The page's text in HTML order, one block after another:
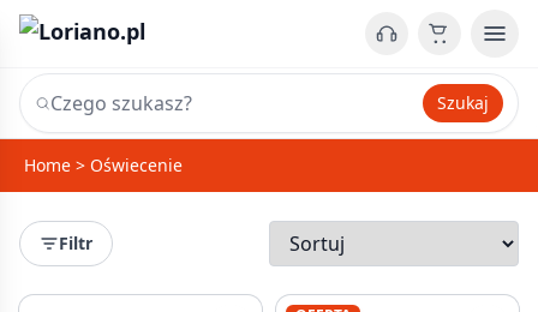
Szukaj
Home > Oświecenie
Filtr